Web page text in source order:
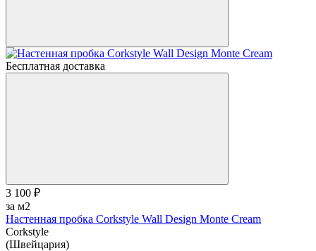
Бесплатная доставка
3 100 ₽
за м2
Настенная пробка Corkstyle Wall Design Monte Cream
Corkstyle
(Швейцария)